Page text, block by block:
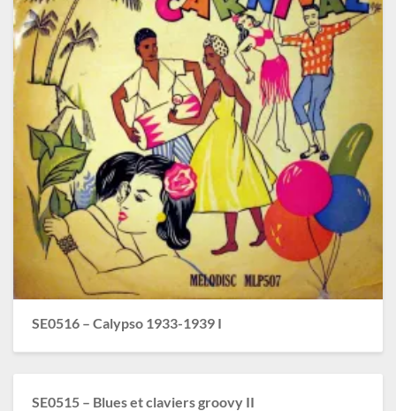
SE0516 – Calypso 1933-1939 I
SE0515 – Blues et claviers groovy II